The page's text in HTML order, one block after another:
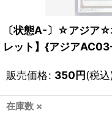
〔状態A-〕☆アジア☆
レット】{アジア
販売価格: 350円(税込
在庫数 ×